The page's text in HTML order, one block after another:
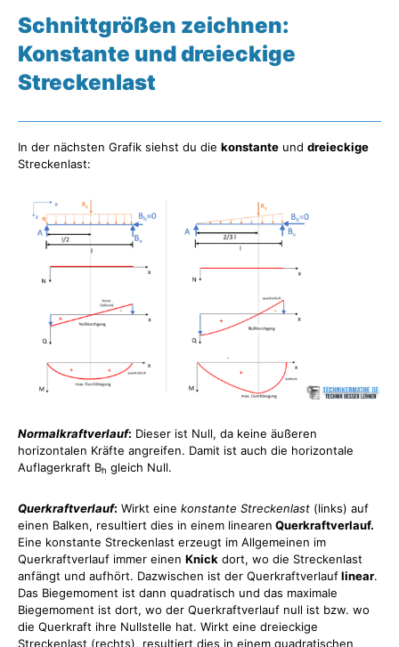
Schnittgrößen zeichnen:
Konstante und dreieckige
Streckenlast
In der nächsten Grafik siehst du die konstante und dreieckige
Streckenlast:
Normalkraftverlauf: Dieser ist Null, da keine äußeren
horizontalen Kräfte angreifen. Damit ist auch die horizontale
Auflagerkraft Bh gleich Null.
Querkraftverlauf: Wirkt eine konstante Streckenlast (links) auf
einen Balken, resultiert dies in einem linearen Querkraftverlauf.
Eine konstante Streckenlast erzeugt im Allgemeinen im
Querkraftverlauf immer einen Knick dort, wo die Streckenlast
anfängt und aufhört. Dazwischen ist der Querkraftverlauflinear.
Das Biegemoment ist dann quadratisch und das maximale
Biegemoment ist dort, wo der Querkraftverlauf null ist bzw. wo
die Querkraft ihre Nullstelle hat. Wirkt eine dreieckige
Streckenlast (rechts), resultiert dies in einem quadratischen